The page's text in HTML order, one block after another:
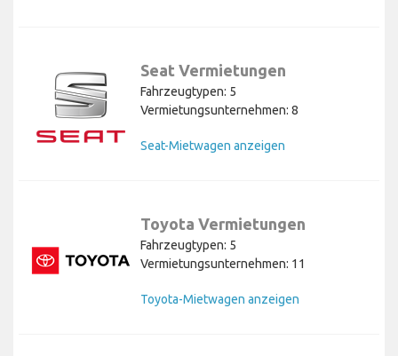
Seat Vermietungen
Fahrzeugtypen: 5
Vermietungsunternehmen: 8
Seat-Mietwagen anzeigen
Toyota Vermietungen
Fahrzeugtypen: 5
Vermietungsunternehmen: 11
Toyota-Mietwagen anzeigen